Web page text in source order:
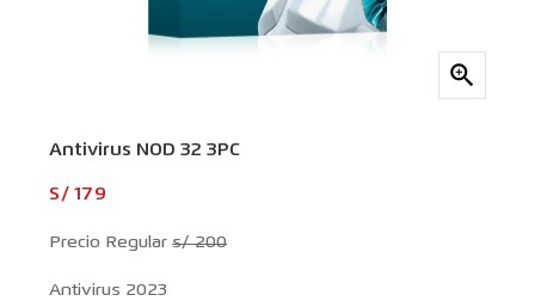

Antivirus NOD 32 3PC
S/ 179
Precio Regulars/ 200
Antivirus 2023